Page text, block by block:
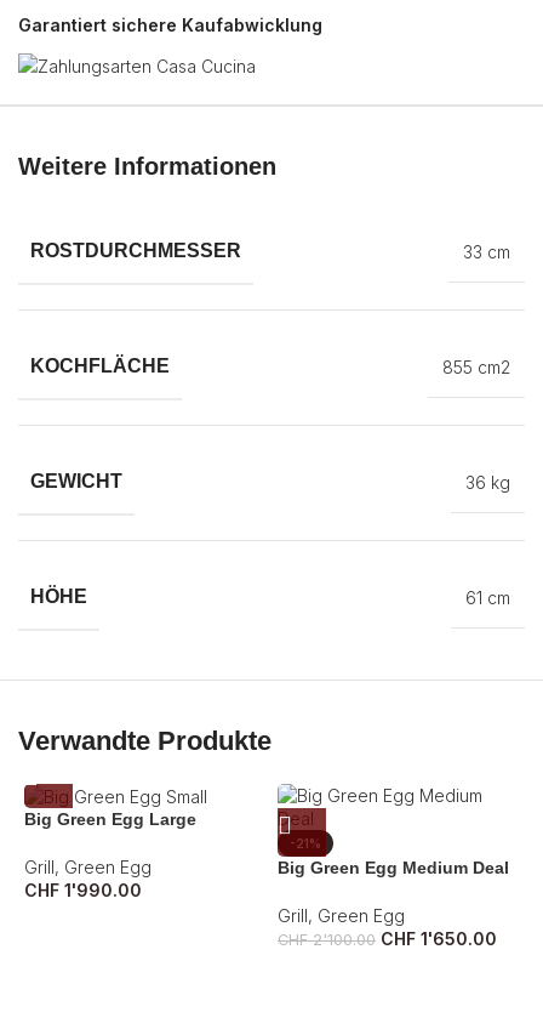
Garantiert sichere Kaufabwicklung
Weitere Informationen
ROSTDURCHMESSER 33 cm
KOCHFLÄCHE 855 cm2
GEWICHT 36 kg
HÖHE 61 cm
Verwandte Produkte
Big Green Egg Large
Grill, Green Egg
CHF 1'990.00
-21%
Big Green Egg Medium Deal
Grill, Green Egg
CHF2'100.00 CHF 1'650.00